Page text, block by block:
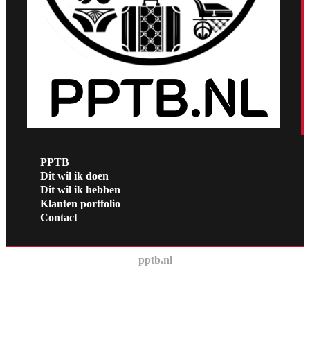
PPTB
Dit wil ik doen
Dit wil ik hebben
Klanten portfolio
Contact
pptb.nl